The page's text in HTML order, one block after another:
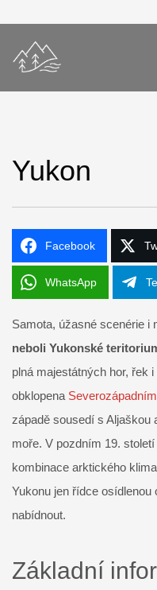
Yukon
Facebook
WhatsApp
Samota, úžasné scenérie i
neboli Yukonské
plná majestátných hor, řek
obklopena
západě sousedí s Aljaškou
moře. V pozdním 19.
kombinace arktického
Yukonu jen řídce
nabídnout.
Základní